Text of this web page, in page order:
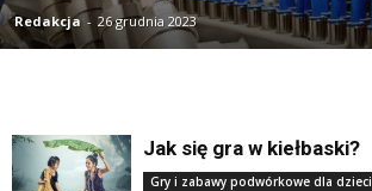
Redakcja - 26 grudnia 2023
Jak się gra w kiełbaski?
Gry i zabawy podwórkowe dla dzieci